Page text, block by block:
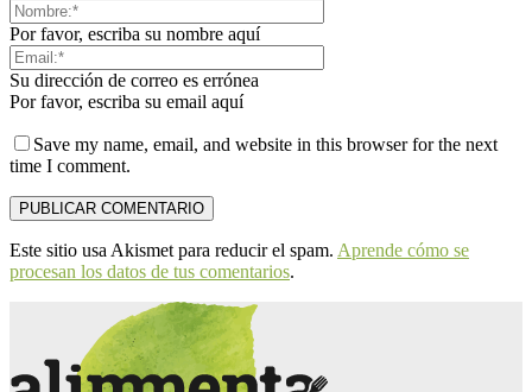
Por favor, escriba su nombre aquí
Su dirección de correo es errónea
Por favor, escriba su email aquí
Save my name, email, and website in this browser for the next
time I comment.
Este sitio usa Akismet para reducir el spam. Aprende cómo se
procesan los datos de tus comentarios.